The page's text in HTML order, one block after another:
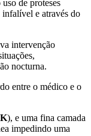
de proteses
infalível e através do
intervenção
nocturna.
entre o médico e o
), e uma fina camada
impedindo uma